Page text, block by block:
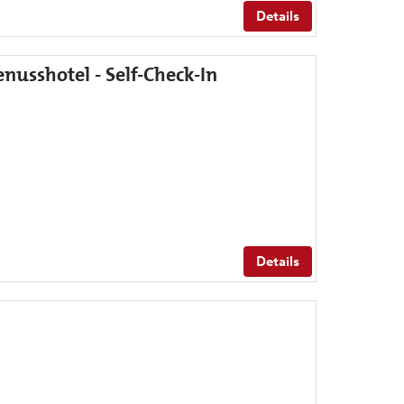
Details
- Self-Check-In
Details